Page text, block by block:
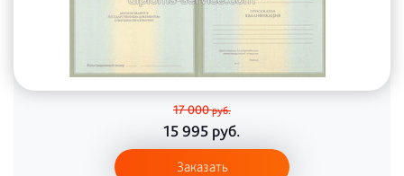
17 000руб.
15 995 руб.
Заказать